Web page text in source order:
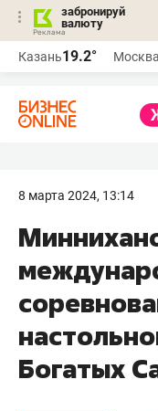
забронируй
валюту
Казань19.2° Москва
8 марта 2024, 13:14
Богатых